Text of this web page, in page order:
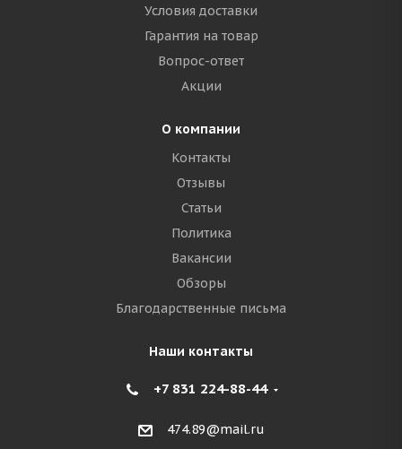
Условия доставки
Гарантия на товар
Вопрос-ответ
Акции
О компании
Контакты
Отзывы
Статьи
Политика
Вакансии
Обзоры
Благодарственные письма
Наши контакты
+7 831 224-88-44
474.89@mail.ru